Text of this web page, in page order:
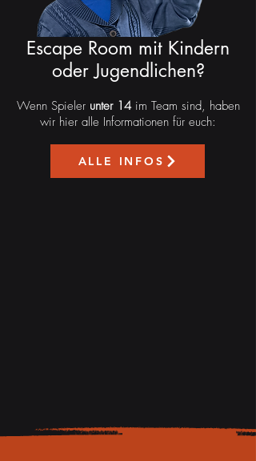
Escape Room mit Kindern
oder Jugendlichen?
Wenn Spielerunter 14im Team sind, haben
wir hier alle Informationen für euch:
ALLE INFOS